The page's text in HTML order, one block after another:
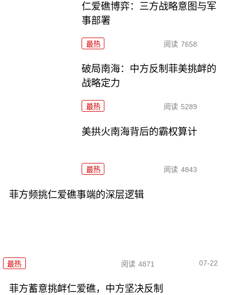
仁爱礁博弈：三方战略意图与军
事部署
最热 阅读 7658
破局南海：中方反制菲美挑衅的
战略定力
最热 阅读 5289
美拱火南海背后的霸权算计
最热 阅读 4843
菲方频挑仁爱礁事端的深层逻辑
最热 阅读 4871 07-22
菲方蓄意挑衅仁爱礁，中方坚决反制